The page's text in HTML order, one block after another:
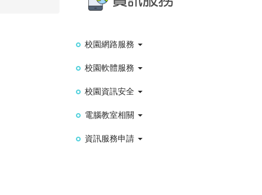
校園網路服務
校園軟體服務
校園資訊安全
電腦教室相關
資訊服務申請